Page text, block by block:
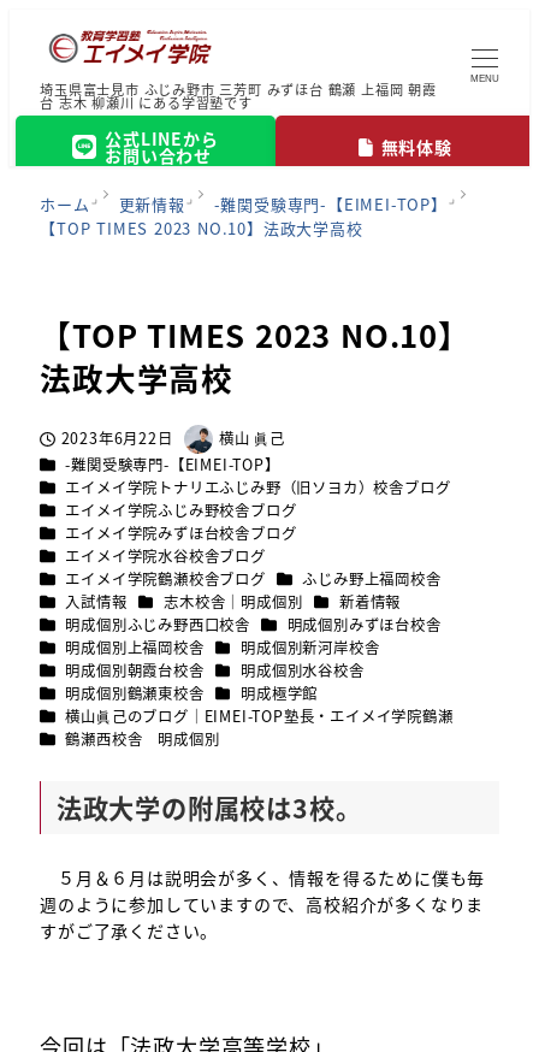
埼玉県富士見市 ふじみ野市 三芳町 みずほ台 鶴瀬 上福岡 朝霞
台 志木 柳瀬川 にある学習塾です
公式LINEから
お問い合わせ 無料体験
MENU
ホーム 更新情報
-難関受験専門-【EIMEI-TOP】
【TOP TIMES 2023 NO.10】法政大学高校
【TOP TIMES 2023 NO.10】
法政大学高校
投稿日2023年6月22日
著
者
横山 眞己
カテゴリー
-難関受験専門-【EIMEI-TOP】
カテゴリー
エイメイ学院トナリエふじみ野（旧ソヨカ）校舎ブログ
カテゴリー
エイメイ学院ふじみ野校舎ブログ
カテゴリー
エイメイ学院みずほ台校舎ブログ
カテゴリー
エイメイ学院水谷校舎ブログ
カテゴリー
エイメイ学院鶴瀬校舎ブログ カテゴリー
ふじみ野上福岡校舎
カテゴリー
入試情報 カテゴリー
志木校舎｜明成個別 カテゴリー
新着情報
カテゴリー
明成個別ふじみ野西口校舎 カテゴリー
明成個別みずほ台校舎
カテゴリー
明成個別上福岡校舎 カテゴリー
明成個別新河岸校舎
カテゴリー
明成個別朝霞台校舎 カテゴリー
明成個別水谷校舎
カテゴリー
明成個別鶴瀬東校舎 カテゴリー
明成極学館
カテゴリー
横山眞己のブログ｜EIMEI-TOP塾長・エイメイ学院鶴瀬
カテゴリー
鶴瀬西校舎 明成個別
法政大学の附属校は3校。
５月＆６月は説明会が多く、情報を得るために僕も毎
週のように参加していますので、高校紹介が多くなりま
すがご了承ください。